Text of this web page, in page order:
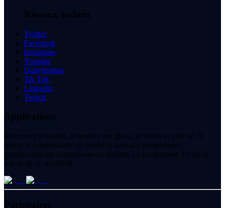
Réseaux sociaux
Twitter
Facebook
Instagram
Youtube
Dailymotion
Tik Tok
Linkedin
Twitch
Applications
Retrouvez le basket, le hockey sur glace, le volley et plus de 70
sports et compétitions en directs et tous nos programmes
gratuitement sur smartphone ou tablette. Le programme Tv de ce
soir et de ce weekend.
Partenaires